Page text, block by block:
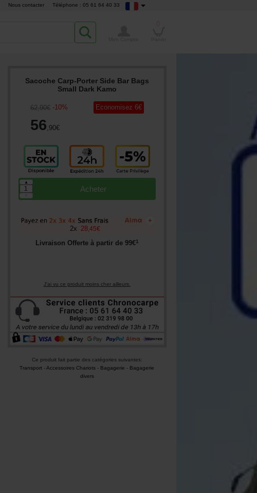
Nous contacter Téléphone : 05 61 64 40 33
Sacoche Carp-Porter Side Bar Bags
Small Dark Kamo
62,90€ -10%
56,90€
Economisez 6€
Acheter
▲
+
2x 28 ,45€
Livraison Offerte à partir de 99€1
J'ai vu ce produit moins cher ailleurs.
Ce produit fait partie des catégories suivantes:
Transport -Accessoires Chariots - Bagagerie - Bagagerie
divers